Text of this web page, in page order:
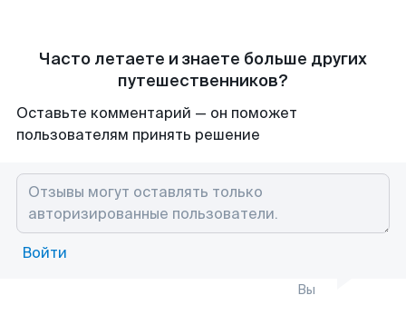
Часто летаете и знаете больше других
путешественников?
Оставьте комментарий — он поможет
пользователям принять решение
Войти
Вы